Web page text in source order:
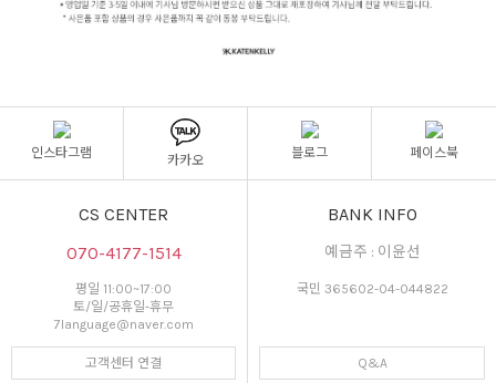
인스타그램
카카오
블로그 페이스북
CS CENTER
070-4177-1514
평일 11:00~17:00
토/일/공휴일-휴무
7language@naver.com
고객센터 연결
BANK INFO
예금주 : 이윤선
국민 365602-04-044822
Q&A